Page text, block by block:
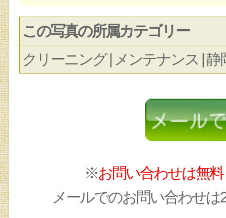
この写真の所属カテゴリー
クリーニング | メンテナンス | 静
※お問い合わせは無料
メールでのお問い合わせ